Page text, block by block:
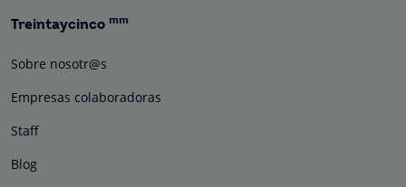
Treintaycinco mm
Sobre nosotr@s
Empresas colaboradoras
Staff
Blog